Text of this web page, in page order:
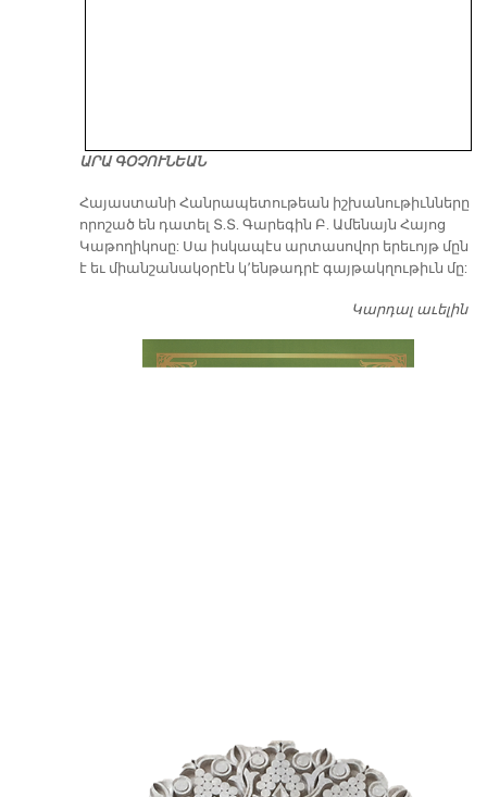
ԱՐԱ ԳՕՉՈՒՆԵԱՆ
​Հայաստանի Հանրապետութեան իշխանութիւնները
որոշած են դատել Տ.Տ. Գարեգին Բ. Ամենայն Հայոց
Կաթողիկոսը: Սա իսկապէս արտասովոր երեւոյթ մըն
է եւ միանշանակօրէն կ՚ենթադրէ գայթակղութիւն մը:
Կարդալ աւելին